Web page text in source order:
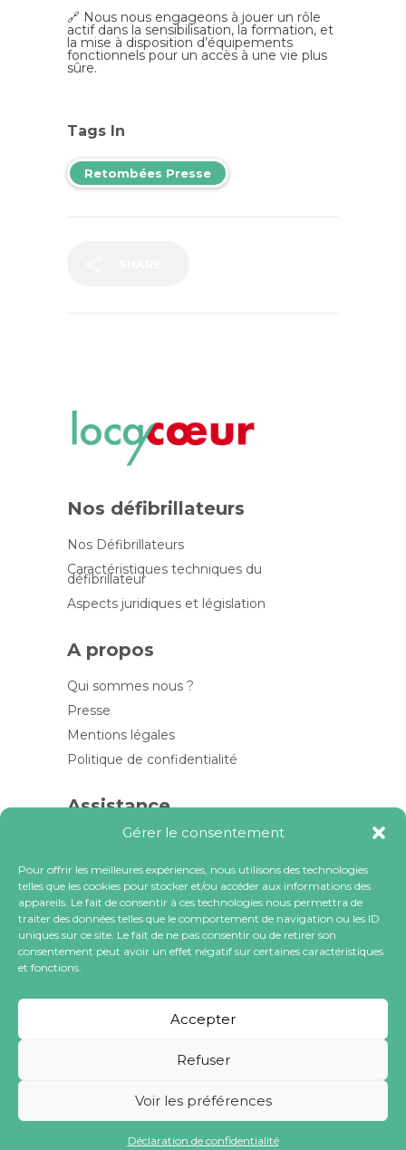
Gérer le consentement
Pour offrir les meilleures expériences, nous utilisons des technologies
telles que les cookies pour stocker et/ou accéder aux informations des
appareils. Le fait de consentir à ces technologies nous permettra de
traiter des données telles que le comportement de navigation ou les ID
uniques sur ce site. Le fait de ne pas consentir ou de retirer son
consentement peut avoir un effet négatif sur certaines caractéristiques
et fonctions.
Accepter
Refuser
Voir les préférences
Déclaration de confidentialité
🔗 Nous nous engageons à jouer un rôle
actif dans la sensibilisation, la formation, et
la mise à disposition d’équipements
fonctionnels pour un accès à une vie plus
sûre.
Tags In
Retombées Presse
Nos défibrillateurs
Nos Défibrillateurs
Caractéristiques techniques du
défibrillateur
Aspects juridiques et législation
A propos
Qui sommes nous ?
Presse
Mentions légales
Politique de confidentialité
Assistance
Contactez-nous
FAQ
Blog
Contactez-nous
contact@locacoeur.com
(+33) 0806 079 112